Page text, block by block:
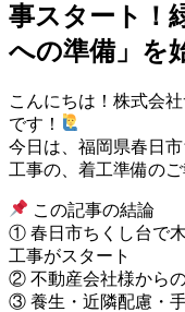
事スタート！
への準備」を
こんにちは！株式会
です！
今日は、福岡県春日
工事の、着工準備の
この記事の結論
① 春日市ちくし台で
工事がスタート
② 不動産会社様から
③ 養生・近隣配慮・